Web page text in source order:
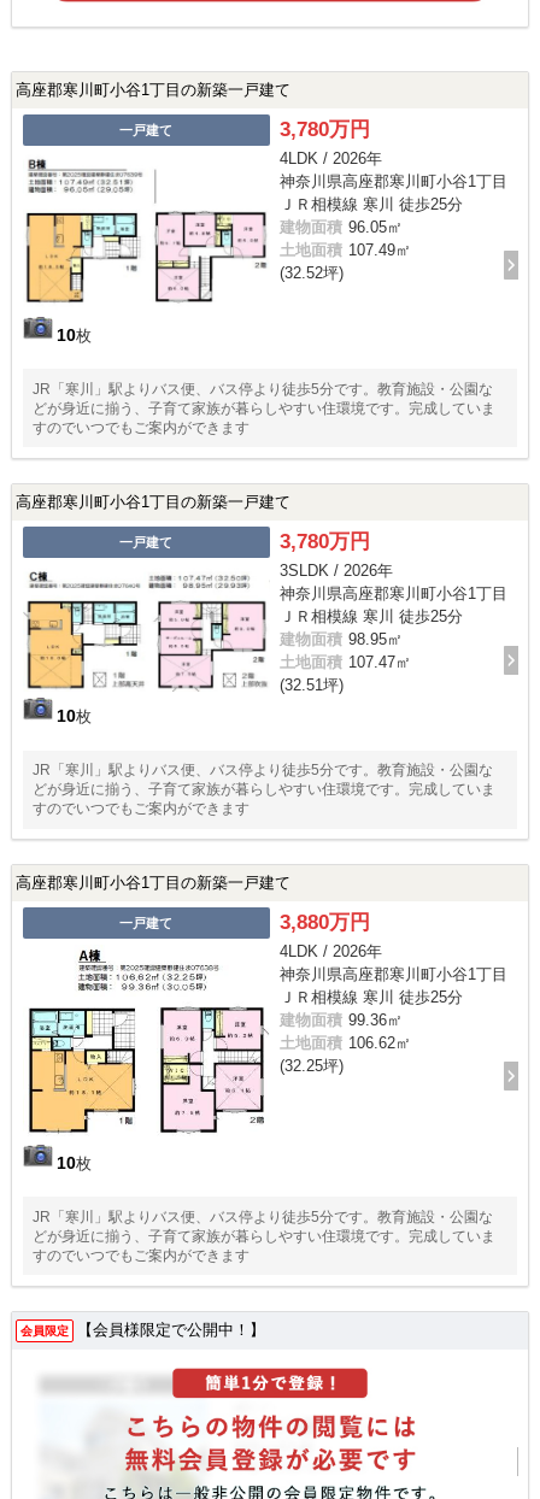
高座郡寒川町小谷1丁目の新築一戸建て
一戸建て
10枚
3,780万円
4LDK / 2026年
神奈川県高座郡寒川町小谷1丁目
ＪＲ相模線 寒川 徒歩25分
建物面積 96.05㎡
土地面積 107.49㎡
(32.52坪)
JR「寒川」駅よりバス便、バス停より徒歩5分です。教育施設・公園な
どが身近に揃う、子育て家族が暮らしやすい住環境です。完成していま
すのでいつでもご案内ができます
高座郡寒川町小谷1丁目の新築一戸建て
一戸建て
10枚
3,780万円
3SLDK / 2026年
神奈川県高座郡寒川町小谷1丁目
ＪＲ相模線 寒川 徒歩25分
建物面積 98.95㎡
土地面積 107.47㎡
(32.51坪)
JR「寒川」駅よりバス便、バス停より徒歩5分です。教育施設・公園な
どが身近に揃う、子育て家族が暮らしやすい住環境です。完成していま
すのでいつでもご案内ができます
高座郡寒川町小谷1丁目の新築一戸建て
一戸建て
10枚
3,880万円
4LDK / 2026年
神奈川県高座郡寒川町小谷1丁目
ＪＲ相模線 寒川 徒歩25分
建物面積 99.36㎡
土地面積 106.62㎡
(32.25坪)
JR「寒川」駅よりバス便、バス停より徒歩5分です。教育施設・公園な
どが身近に揃う、子育て家族が暮らしやすい住環境です。完成していま
すのでいつでもご案内ができます
会員限定 【会員様限定で公開中！】